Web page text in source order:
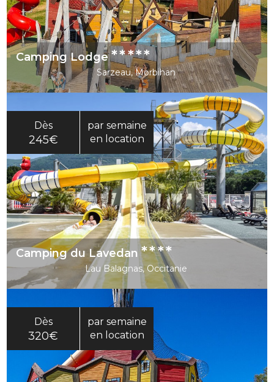
Camping Lodge*****
Sarzeau, Morbihan
Dès
245€
par semaine
en location
Camping du Lavedan****
Lau Balagnas, Occitanie
Dès
320€
par semaine
en location